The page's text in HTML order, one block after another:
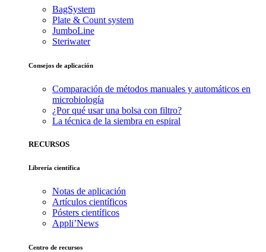
BagSystem
Plate & Count system
JumboLine
Steriwater
Consejos de aplicación
Comparación de métodos manuales y automáticos en
microbiología
¿Por qué usar una bolsa con filtro?
La técnica de la siembra en espiral
RECURSOS
Librería científica
Notas de aplicación
Artículos científicos
Pósters científicos
Appli’News
Centro de recursos